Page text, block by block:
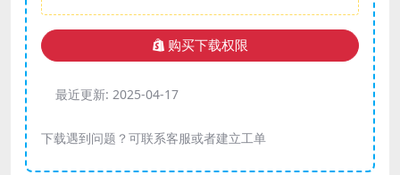
购买下载权限
最近更新: 2025-04-17
下载遇到问题？可联系客服或者建立工单